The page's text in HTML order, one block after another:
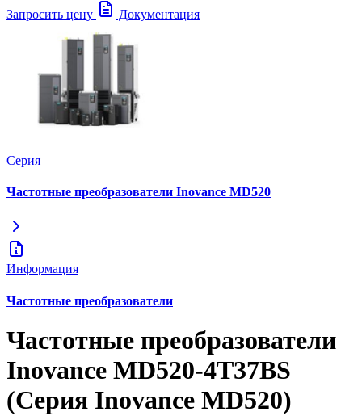
Запросить цену Документация
Серия
Частотные преобразователи Inovance MD520
Информация
Частотные преобразователи
Частотные преобразователи
Inovance MD520-4T37BS
(Серия Inovance MD520)